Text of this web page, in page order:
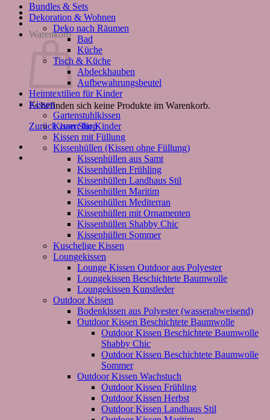
Warenkorb
Es befinden sich keine Produkte im Warenkorb.
Zurück zum Shop
Bundles & Sets
Dekoration & Wohnen
Deko nach Räumen
Bad
Küche
Tisch & Küche
Abdeckhauben
Aufbewahrungsbeutel
Heimtextilien für Kinder
Kissen
Gartenstuhlkissen
Kissen für Kinder
Kissen mit Füllung
Kissenhüllen (Kissen ohne Füllung)
Kissenhüllen aus Samt
Kissenhüllen Frühling
Kissenhüllen Landhaus Stil
Kissenhüllen Maritim
Kissenhüllen Mediterran
Kissenhüllen mit Ornamenten
Kissenhüllen Shabby Chic
Kissenhüllen Sommer
Kuschelige Kissen
Loungekissen
Lounge Kissen Outdoor aus Polyester
Loungekissen Beschichtete Baumwolle
Loungekissen Kunstleder
Outdoor Kissen
Bodenkissen aus Polyester (wasserabweisend)
Outdoor Kissen Beschichtete Baumwolle
Outdoor Kissen Beschichtete Baumwolle
Shabby Chic
Outdoor Kissen Beschichtete Baumwolle
Sommer
Outdoor Kissen Wachstuch
Outdoor Kissen Frühling
Outdoor Kissen Herbst
Outdoor Kissen Landhaus Stil